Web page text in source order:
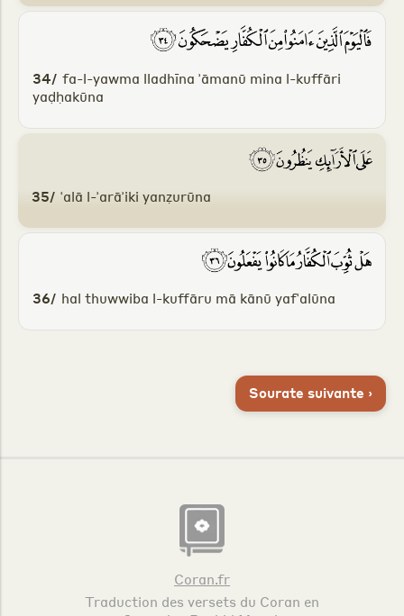
34/ fa-l-yawma lladhīna ʾāmanū mina l-kuffāri
yaḍḥakūna
35/ ʿalā l-ʾarāʾiki yanẓurūna
36/ hal thuwwiba l-kuffāru mā kānū yafʿalūna
Sourate suivante ›
Coran.fr
Traduction des versets du Coran en